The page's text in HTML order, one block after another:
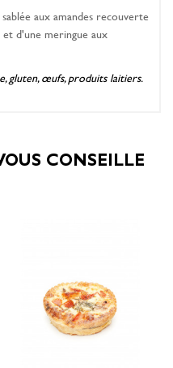
aux amandes recouverte
et d'une meringue aux
gluten, œufs, produits laitiers.
CONSEILLE